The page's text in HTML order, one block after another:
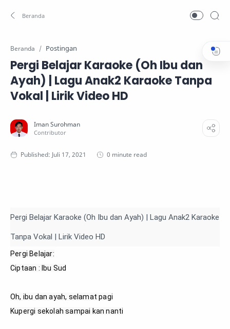
Beranda Postingan
Pergi Belajar Karaoke (Oh Ibu dan
Ayah) | Lagu Anak2 Karaoke Tanpa
Vokal | Lirik Video HD
0 minute read
Pergi Belajar Karaoke (Oh Ibu dan Ayah) | Lagu Anak2 Karaoke
Tanpa Vokal | Lirik Video HD
Pergi Belajar:
Ciptaan : Ibu Sud
Oh, ibu dan ayah, selamat pagi
Kupergi sekolah sampai kan nanti